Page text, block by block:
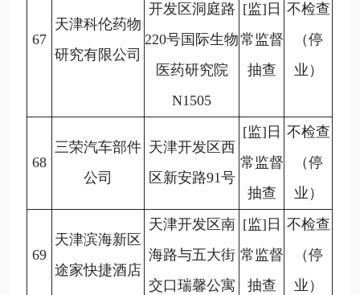
67
天津科伦药物
研究有限公司
开发区洞庭路
220号国际生物
医药研究院
N1505
[监]日
常监督
抽查
不检查
（停
业）
68
三荣汽车部件
公司
天津开发区西
区新安路91号
[监]日
常监督
抽查
不检查
（停
业）
69
天津滨海新区
途家快捷酒店
天津开发区南
海路与五大街
交口瑞馨公寓
[监]日
常监督
抽查
不检查
（停
业）